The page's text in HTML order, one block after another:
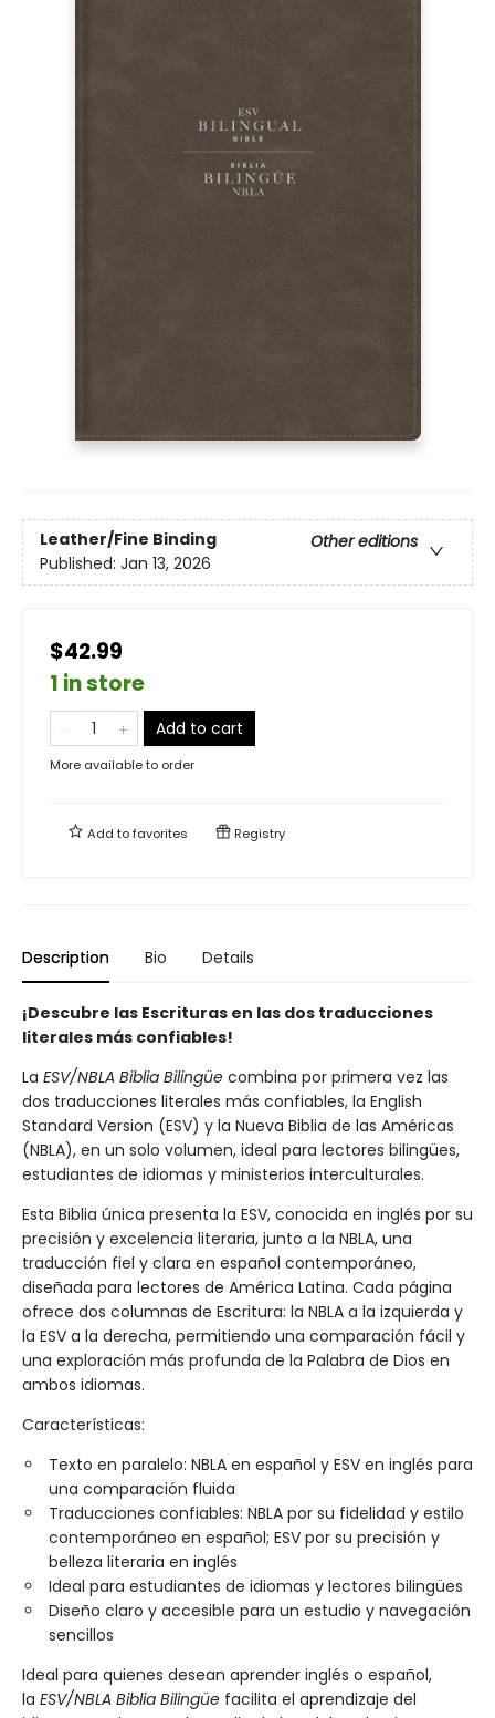
Leather/Fine Binding
Other editions
Published: Jan 13, 2026
$42.99
1 in store
Add to cart
More available to order
Add tofavorites Registry
Description Bio Details
¡Descubre las Escrituras en las dos traducciones
literales más confiables!
La ESV/NBLA Biblia Bilingüe combina por primera vez las
dos traducciones literales más confiables, la English
Standard Version (ESV) y la Nueva Biblia de las Américas
(NBLA), en un solo volumen, ideal para lectores bilingües,
estudiantes de idiomas y ministerios interculturales.
Esta Biblia única presenta la ESV, conocida en inglés por su
precisión y excelencia literaria, junto a la NBLA, una
traducción fiel y clara en español contemporáneo,
diseñada para lectores de América Latina. Cada página
ofrece dos columnas de Escritura: la NBLA a la izquierda y
la ESV a la derecha, permitiendo una comparación fácil y
una exploración más profunda de la Palabra de Dios en
ambos idiomas.
Características:
Texto en paralelo: NBLA en español y ESV en inglés para
una comparación fluida
Traducciones confiables: NBLA por su fidelidad y estilo
contemporáneo en español; ESV por su precisión y
belleza literaria en inglés
Ideal para estudiantes de idiomas y lectores bilingües
Diseño claro y accesible para un estudio y navegación
sencillos
Ideal para quienes desean aprender inglés o español,
la ESV/NBLA Biblia Bilingüe facilita el aprendizaje del